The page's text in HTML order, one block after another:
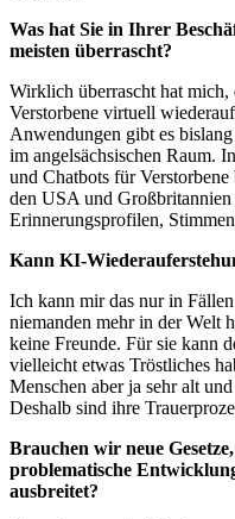
Was hat Sie in Ihrer
meisten überrascht?
Wirklich überrascht hat mich,
Verstorbene virtuell
Anwendungen gibt es
im angelsächsischen Raum.
und Chatbots für
den USA und
Erinnerungsprofilen,
Kann KI-
Ich kann mir das nur in
niemanden mehr in der Welt
keine Freunde. Für sie kann
vielleicht etwas Tröstliches
Menschen aber ja sehr alt
Deshalb sind ihre
Brauchen wir neue
problematische
ausbreitet?